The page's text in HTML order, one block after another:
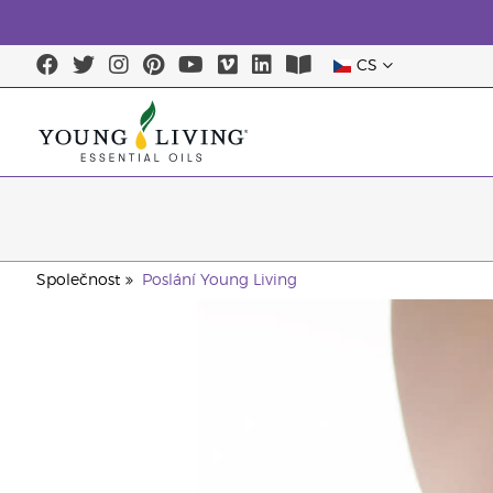
CS
Společnost Poslání Young Living